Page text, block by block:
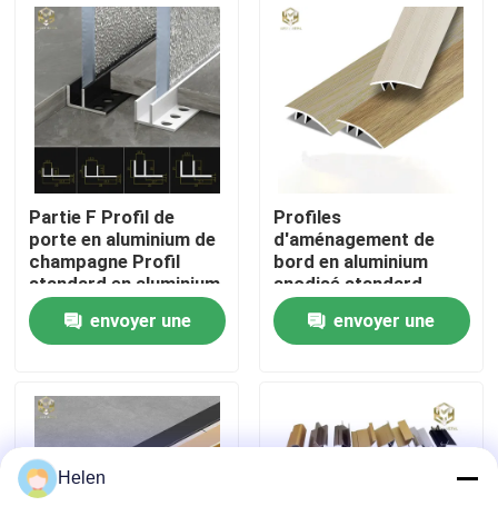
Visite d'usine
Contrôle de la qualité
Contact
nouvelles
Demande de soumission
profils en aluminium pour des fenêtres et des portes
Partie F Profil de
porte en aluminium de
champagne Profil
standard en aluminium
extrudé
envoyer une
Profiles
d'aménagement de
bord en aluminium
anodisé standard
Extrusion épaisseur 1
mm
envoyer une
Helen